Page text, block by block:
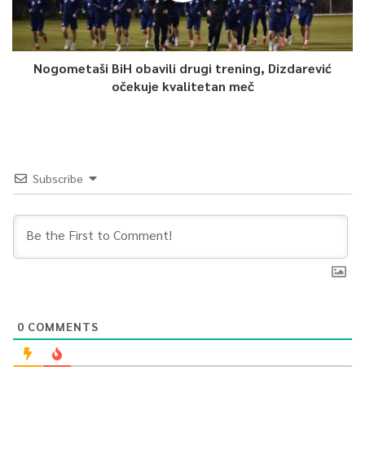
Nogometaši BiH obavili drugi trening, Dizdarević
očekuje kvalitetan meč
Subscribe
0 COMMENTS